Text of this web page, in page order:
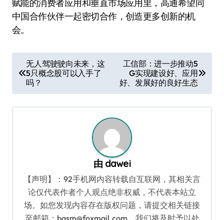
赋能的消费者应用和垂直市场应用里，高通希望同
中国合作伙伴一起密切合作，创造更多创新的机
会。
章
导
航
无人驾驶驶向未来，这
5只概念股可以入手了
吗？
工信部：进一步推动5
G实现建设好、应用
好、发展好的良好生态
由 dawei
【声明】：92手机网内容转载自互联网，其相关言
论仅代表作者个人观点绝非权威，不代表本站立
场。如您发现内容存在版权问题，请提交相关链接
至邮箱：bqsm@foxmail.com，我们将及时予以处